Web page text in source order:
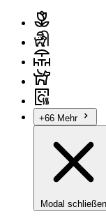
+66 Mehr
Modal schließen